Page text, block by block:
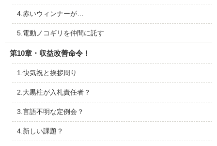
4.赤いウィンナーが…
5.電動ノコギリを仲間に託す
第10章・収益改善命令！
1.快気祝と挨拶周り
2.大黒柱が入札責任者？
3.言語不明な定例会？
4.新しい課題？